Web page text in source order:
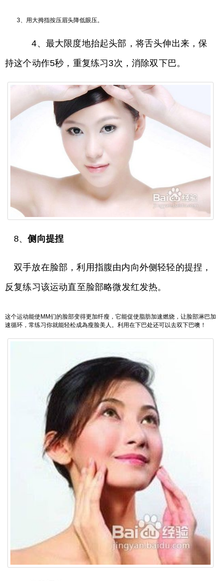
3、用大拇指按压眉头降低眼压。
4、最大限度地抬起头部，将舌头伸出来，保
持这个动作5秒，重复练习3次，消除双下巴。
8、侧向提捏
双手放在脸部，利用指腹由内向外侧轻轻的提捏，
反复练习该运动直至脸部略微发红发热。
这个运动能使MM们的脸部变得更加纤瘦，它能促使脂肪加速燃烧，让脸部淋巴加
速循环，常练习你就能轻松成為瘦脸美人。利用在下巴处还可以去双下巴噢！